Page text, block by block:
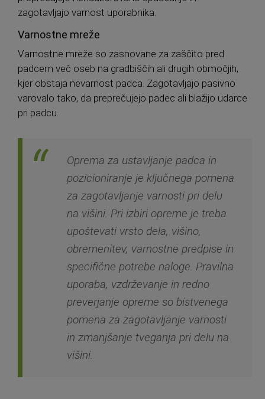
zagotavljajo varnost uporabnika.
Varnostne mreže
Varnostne mreže so zasnovane za zaščito pred
padcem več oseb na gradbiščih ali drugih območjih,
kjer obstaja nevarnost padca. Zagotavljajo pasivno
varovalo tako, da preprečujejo padec ali blažijo udarce
pri padcu.
Oprema za ustavljanje padca in
pozicioniranje je ključnega pomena
za zagotavljanje varnosti pri delu
na višini. Pri izbiri opreme je treba
upoštevati vrsto dela, višino,
obremenitev, varnostne predpise in
specifične potrebe naloge. Pravilna
uporaba, vzdrževanje in redno
preverjanje opreme so bistvenega
pomena za zagotavljanje varnosti
in zmanjšanje tveganja pri delu na
višini.